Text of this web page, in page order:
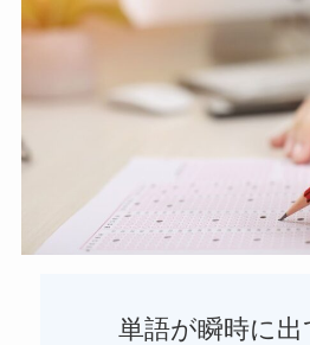
単語が瞬時に